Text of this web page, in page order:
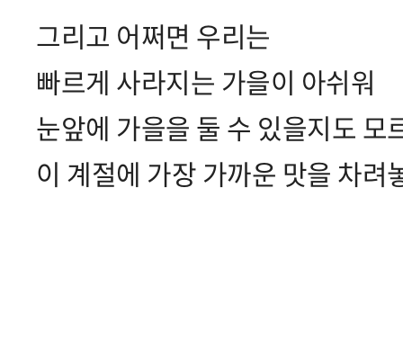
그리고 어쩌면 우리는
빠르게 사라지는 가을이 아쉬워
눈앞에 가을을 둘 수 있을지도 모
이 계절에 가장 가까운 맛을 차려